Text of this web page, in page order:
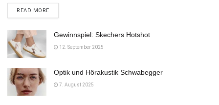
READ MOREDETAILS
Gewinnspiel: Skechers Hotshot
12. September 2025
Optik und Hörakustik Schwabegger
7. August 2025